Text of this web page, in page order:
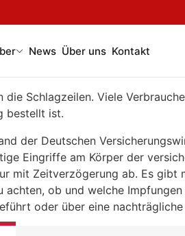
News Über uns Kontakt
Schlagzeilen. Viele
bestellt ist.
der Deutschen
Eingriffe am Körper der
mit Zeitverzögerung ab. Es
ob und welche
oder über eine